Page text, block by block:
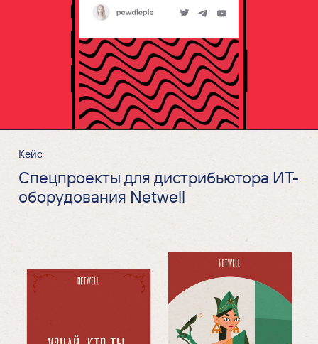
Кейс
Спецпроекты для дистрибьютора ИТ-
оборудования Netwell